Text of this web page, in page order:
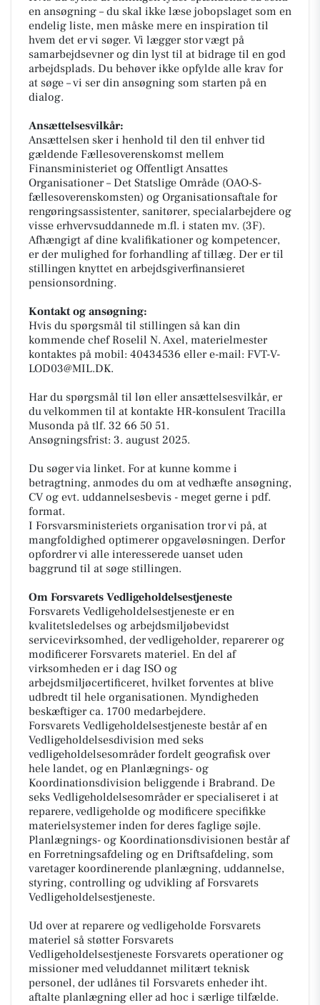
en ansøgning – du skal ikke læse jobopslaget som en
endelig liste, men måske mere en inspiration til
hvem det er vi søger. Vi lægger stor vægt på
samarbejdsevner og din lyst til at bidrage til en god
arbejdsplads. Du behøver ikke opfylde alle krav for
at søge – vi ser din ansøgning som starten på en
dialog.
Ansættelsesvilkår:
Ansættelsen sker i henhold til den til enhver tid
gældende Fællesoverenskomst mellem
Finansministeriet og Offentligt Ansattes
Organisationer – Det Statslige Område (OAO-S-
fællesoverenskomsten) og Organisationsaftale for
rengøringsassistenter, sanitører, specialarbejdere og
visse erhvervsuddannede m.fl. i staten mv. (3F).
Afhængigt af dine kvalifikationer og kompetencer,
er der mulighed for forhandling af tillæg. Der er til
stillingen knyttet en arbejdsgiverfinansieret
pensionsordning.
Kontakt og ansøgning:
Hvis du spørgsmål til stillingen så kan din
kommende chef Roselil N. Axel, materielmester
kontaktes på mobil: 40434536 eller e-mail: FVT-V-
LOD03@MIL.DK.
Har du spørgsmål til løn eller ansættelsesvilkår, er
du velkommen til at kontakte HR-konsulent Tracilla
Musonda på tlf. 32 66 50 51.
Ansøgningsfrist: 3. august 2025.
Du søger via linket. For at kunne komme i
betragtning, anmodes du om at vedhæfte ansøgning,
CV og evt. uddannelsesbevis - meget gerne i pdf.
format.
I Forsvarsministeriets organisation tror vi på, at
mangfoldighed optimerer opgaveløsningen. Derfor
opfordrer vi alle interesserede uanset uden
baggrund til at søge stillingen.
Om Forsvarets Vedligeholdelsestjeneste
Forsvarets Vedligeholdelsestjeneste er en
kvalitetsledelses og arbejdsmiljøbevidst
servicevirksomhed, der vedligeholder, reparerer og
modificerer Forsvarets materiel. En del af
virksomheden er i dag ISO og
arbejdsmiljøcertificeret, hvilket forventes at blive
udbredt til hele organisationen. Myndigheden
beskæftiger ca. 1700 medarbejdere.
Forsvarets Vedligeholdelsestjeneste består af en
Vedligeholdelsesdivision med seks
vedligeholdelsesområder fordelt geografisk over
hele landet, og en Planlægnings- og
Koordinationsdivision beliggende i Brabrand. De
seks Vedligeholdelsesområder er specialiseret i at
reparere, vedligeholde og modificere specifikke
materielsystemer inden for deres faglige søjle.
Planlægnings- og Koordinationsdivisionen består af
en Forretningsafdeling og en Driftsafdeling, som
varetager koordinerende planlægning, uddannelse,
styring, controlling og udvikling af Forsvarets
Vedligeholdelsestjeneste.
Ud over at reparere og vedligeholde Forsvarets
materiel så støtter Forsvarets
Vedligeholdelsestjeneste Forsvarets operationer og
missioner med veluddannet militært teknisk
personel, der udlånes til Forsvarets enheder iht.
aftalte planlægning eller ad hoc i særlige tilfælde.